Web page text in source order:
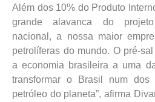
Além dos 10% do Produto
grande alavanca do
nacional, a nossa maior
petrolíferas do mundo. O pré-
a economia brasileira a uma
transformar o Brasil num dos
petróleo do planeta”, afirma